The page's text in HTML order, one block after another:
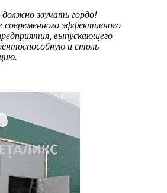
звучать гордо!
современного эффективного
выпускающего
и столь